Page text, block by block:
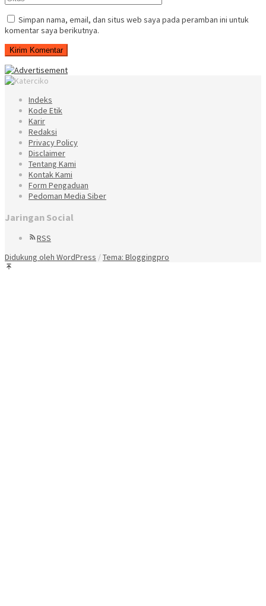
Simpan nama, email, dan situs web saya pada peramban ini untuk
komentar saya berikutnya.
Indeks
Kode Etik
Karir
Redaksi
Privacy Policy
Disclaimer
Tentang Kami
Kontak Kami
Form Pengaduan
Pedoman Media Siber
Jaringan Social
RSS
Didukung oleh WordPress /Tema: Bloggingpro